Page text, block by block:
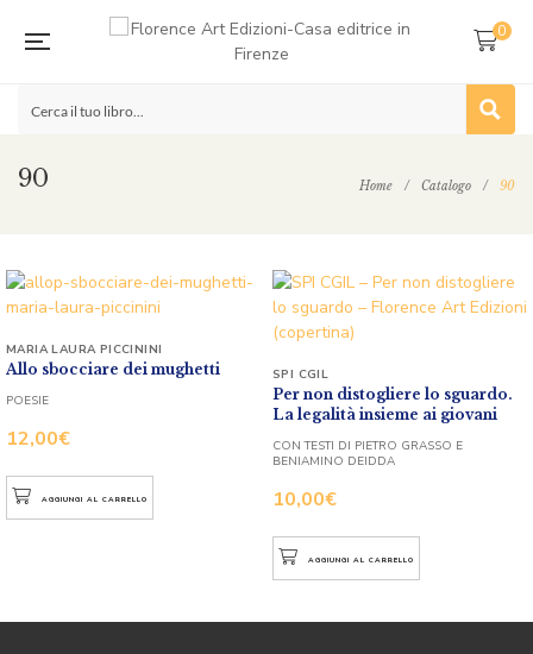
0
90 Home / Catalogo / 90
Allo sbocciare dei mughetti
12,00€
MARIA LAURA PICCININI
POESIE
AGGIUNGI AL CARRELLO
Per non distogliere lo sguardo.
La legalità insieme ai giovani
10,00€
SPI CGIL
CON TESTI DI PIETRO GRASSO E
BENIAMINO DEIDDA
AGGIUNGI AL CARRELLO